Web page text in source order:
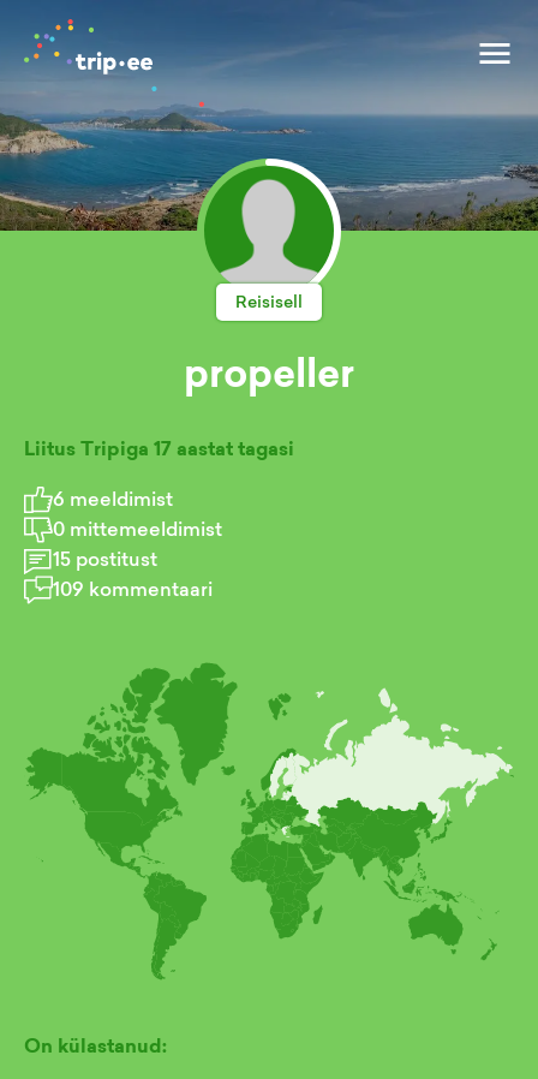
Reisisell
propeller
Liitus Tripiga 17 aastat tagasi
6 meeldimist
0 mittemeeldimist
15 postitust
109 kommentaari
On külastanud: